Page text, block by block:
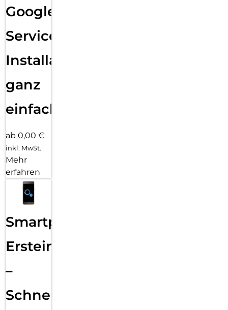
Google
Services
Installation
ganz
einfach
ab 0,00 €
inkl. MwSt.
Mehr
erfahren
Smartphone
Ersteinrichtung
–
Schnelle